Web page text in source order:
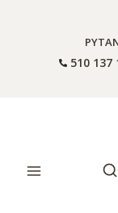
510 137